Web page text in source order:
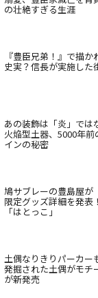
の壮絶すぎる生涯
『豊臣兄弟！』で描
史実？信長が実施し
あの装飾は「炎」では
火焔型土器、5000年
インの秘密
鳩サブレーの豊島屋が
限定グッズ詳細を発表
「はとっこ」
土偶なりきりパーカー
発掘された土偶がモチ
が新発売